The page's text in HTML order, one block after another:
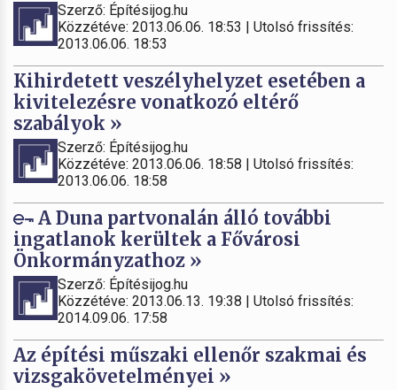
Szerző: Építésijog.hu
Közzétéve: 2013.06.06. 18:53 | Utolsó frissítés:
2013.06.06. 18:53
Kihirdetett veszélyhelyzet esetében a
kivitelezésre vonatkozó eltérő
szabályok »
Szerző: Építésijog.hu
Közzétéve: 2013.06.06. 18:58 | Utolsó frissítés:
2013.06.06. 18:58
A Duna partvonalán álló további
ingatlanok kerültek a Fővárosi
Önkormányzathoz »
Szerző: Építésijog.hu
Közzétéve: 2013.06.13. 19:38 | Utolsó frissítés:
2014.09.06. 17:58
Az építési műszaki ellenőr szakmai és
vizsgakövetelményei »